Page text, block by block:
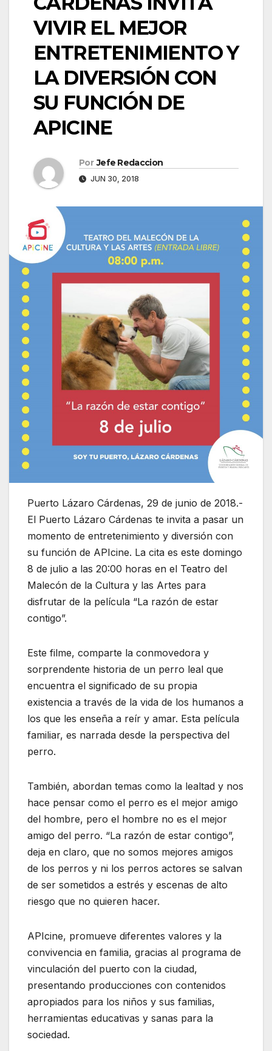
VIVIR EL MEJOR
ENTRETENIMIENTO Y
LA DIVERSIÓN CON
SU FUNCIÓN DE
APICINE
Por Jefe Redaccion
JUN 30, 2018
Puerto Lázaro Cárdenas, 29 de junio de 2018.-
El Puerto Lázaro Cárdenas te invita a pasar un
momento de entretenimiento y diversión con
su función de APIcine. La cita es este domingo
8 de julio a las 20:00 horas en el Teatro del
Malecón de la Cultura y las Artes para
disfrutar de la película “La razón de estar
contigo”.
Este filme, comparte la conmovedora y
sorprendente historia de un perro leal que
encuentra el significado de su propia
existencia a través de la vida de los humanos a
los que les enseña a reír y amar. Esta película
familiar, es narrada desde la perspectiva del
perro.
También, abordan temas como la lealtad y nos
hace pensar como el perro es el mejor amigo
del hombre, pero el hombre no es el mejor
amigo del perro. “La razón de estar contigo”,
deja en claro, que no somos mejores amigos
de los perros y ni los perros actores se salvan
de ser sometidos a estrés y escenas de alto
riesgo que no quieren hacer.
APIcine, promueve diferentes valores y la
convivencia en familia, gracias al programa de
vinculación del puerto con la ciudad,
presentando producciones con contenidos
apropiados para los niños y sus familias,
herramientas educativas y sanas para la
sociedad.